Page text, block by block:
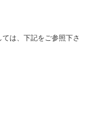
は、下記をご参照下さ